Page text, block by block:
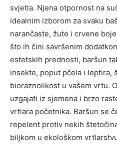
svjetla. Njena otpornost na
idealnim izborom za svaku
narančaste, žute i crvene
što ih čini savršenim
estetskih prednosti, baršun
insekte, poput pčela i leptira,
bioraznolikost u vašem vrtu.
uzgajati iz sjemena i brzo
vrtlara početnika. Baršun se
repelent protiv nekih
biljkom u ekološkom